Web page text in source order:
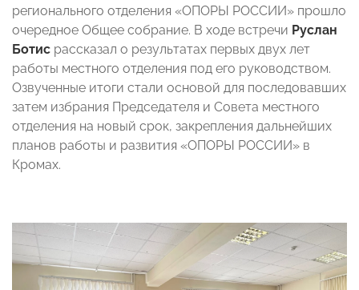
регионального отделения «ОПОРЫ РОССИИ» прошло
очередное Общее собрание. В ходе встречи Руслан
Ботис рассказал о результатах первых двух лет
работы местного отделения под его руководством.
Озвученные итоги стали основой для последовавших
затем избрания Председателя и Совета местного
отделения на новый срок, закрепления дальнейших
планов работы и развития «ОПОРЫ РОССИИ» в
Кромах.